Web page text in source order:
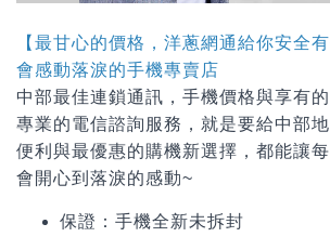
【最甘心的價格，洋蔥網通給你安全有
會感動落淚的手機專賣店
中部最佳連鎖通訊，手機價格與享有
專業的電信諮詢服務，就是要給中部
便利與最優惠的購機新選擇，都能讓
會開心到落淚的感動~
保證：手機全新未拆封